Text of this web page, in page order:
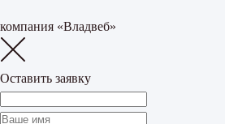
компания «Владвеб»
Оставить заявку